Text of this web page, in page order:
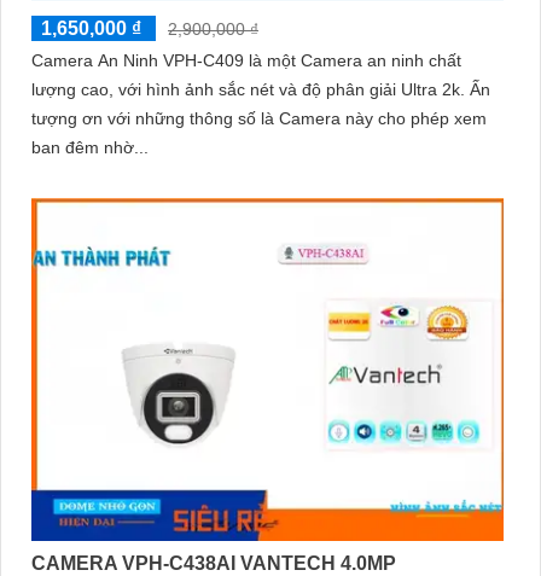
1,650,000 ₫
2,900,000 ₫
Camera An Ninh VPH-C409 là một Camera an ninh chất
lượng cao, với hình ảnh sắc nét và độ phân giải Ultra 2k. Ấn
tượng ơn với những thông số là Camera này cho phép xem
ban đêm nhờ...
CAMERA VPH-C438AI VANTECH 4.0MP